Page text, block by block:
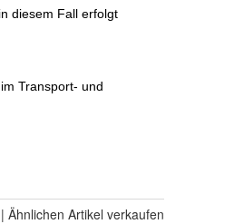
| Ähnlichen Artikel verkaufen